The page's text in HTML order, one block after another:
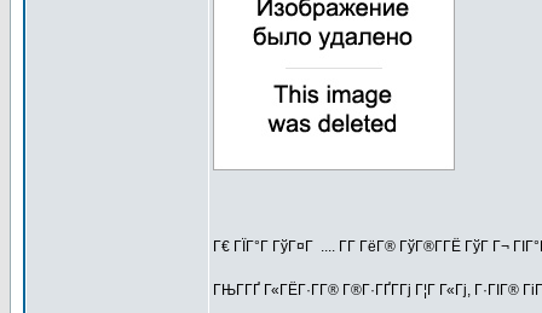
Г€ ГЇГ°Г ГўГ¤Г .... Г­Г ГёГ® ГўГ®Г­ГЁ ГўГ Г¬
ГЊГ­ГҐ Г«ГЁГ·Г­Г® Г®Г·ГҐГ­Гј Г¦Г Г«Гј, Г·ГІГ®